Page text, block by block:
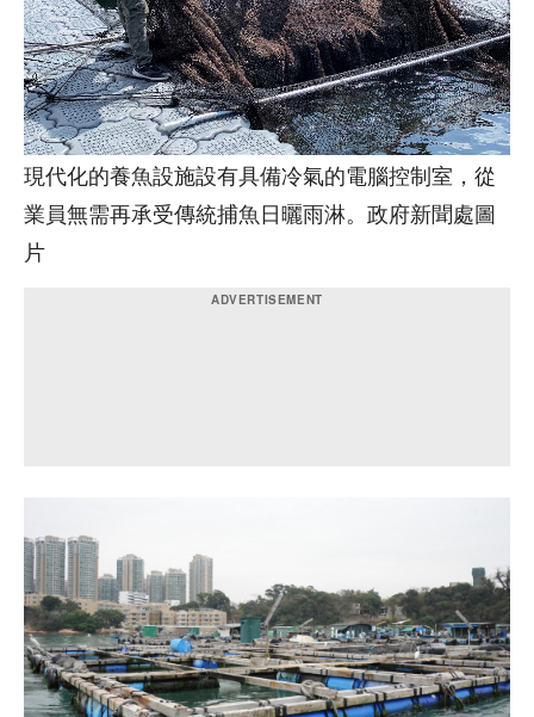
現代化的養魚設施設有具備冷氣的電腦控制室，從
業員無需再承受傳統捕魚日曬雨淋。政府新聞處圖
片